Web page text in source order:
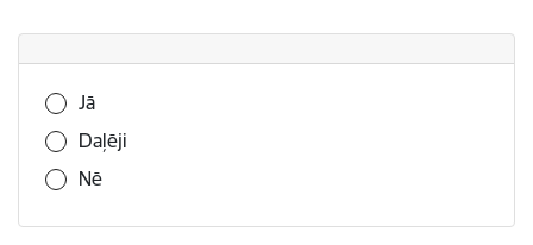
Vai šī informācija bija noderīga?
Jā
Daļēji
Nē